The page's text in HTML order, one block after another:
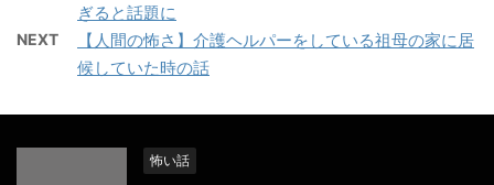
ぎると話題に
NEXT
【人間の怖さ】介護ヘルパーをしている祖母の家に居
候していた時の話
怖い話